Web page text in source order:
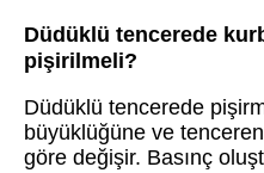
Düdüklü tencerede
pişirilmeli?
Düdüklü tencerede
büyüklüğüne ve
göre değişir. Basınç